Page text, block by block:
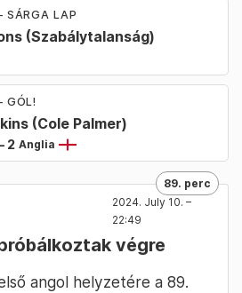
SÁRGA LAP
(Szabálytalanság)
GÓL!
(Cole Palmer)
- 2 Anglia
89. perc
2024. July 10. –
22:49
végre
angol helyzetére a 89.